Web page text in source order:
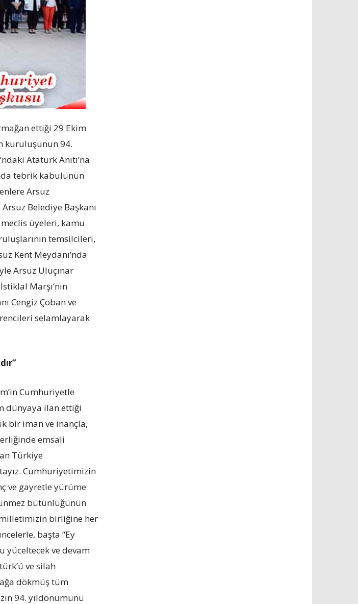
ettiği 29 Ekim
kuruluşunun 94.
Atatürk Anıtı’na
tebrik kabulünün
Arsuz
Belediye Başkanı
üyeleri, kamu
temsilcileri,
Kent Meydanı’nda
Arsuz Uluçınar
Marşı’nın
Cengiz Çoban ve
selamlayarak
Cumhuriyetle
dünyaya ilan ettiği
bir iman ve inançla,
emsali
Türkiye
Cumhuriyetimizin
ve gayretle yürüme
bütünlüğünün
milletimizin birliğine her
başta “Ey
yüceltecek ve devam
ve silah
dökmüş tüm
94. yıldönümünü